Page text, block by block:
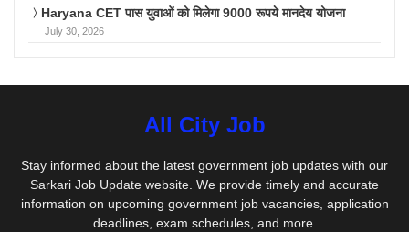
Haryana CET पास युवाओं को मिलेगा 9000 रूपये मानदेय योजना
July 30, 2026
All City Job
Stay informed about the latest government job updates with our
Sarkari Job Update website. We provide timely and accurate
information on upcoming government job vacancies, application
deadlines, exam schedules, and more.